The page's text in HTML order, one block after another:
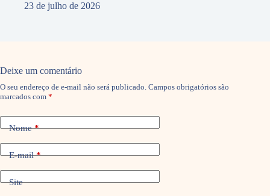
23 de julho de 2026
Deixe um comentário
O seu endereço de e-mail não será publicado. Campos obrigatórios são
marcados com *
Nome*
E-mail*
Site